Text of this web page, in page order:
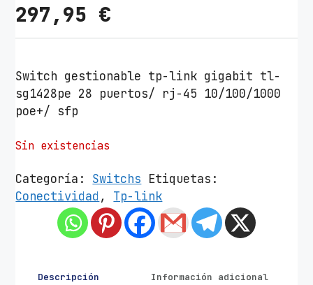
297,95 €
Switch gestionable tp-link gigabit tl-
sg1428pe 28 puertos/ rj-45 10/100/1000
poe+/ sfp
Sin existencias
Categoría: Switchs Etiquetas:
Conectividad , Tp-link
Descripción Información adicional